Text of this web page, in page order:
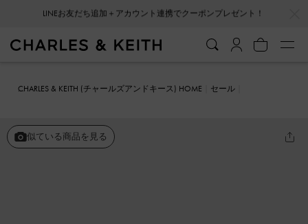
会員登録＋ニュースレター登録で10%OFFクーポンプレゼント！
CHARLES & KEITH (チャールズアンドキース) HOME
セール
似ている商品を見る